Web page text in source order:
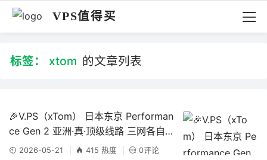
VPS值得买
标签： xtom 的文章列表
🎉V.PS（xTom） 日本东京 Performan
ce Gen 2 亚洲·真·顶级线路 三网各自优
化 机器测评
2026-05-21 415 热度 0评论